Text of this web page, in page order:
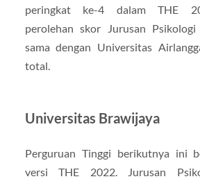
peringkat ke-4 dalam THE
perolehan skor Jurusan
sama dengan Universitas
total.
Universitas Brawijaya
Perguruan Tinggi berikutnya ini
versi THE 2022. Jurusan